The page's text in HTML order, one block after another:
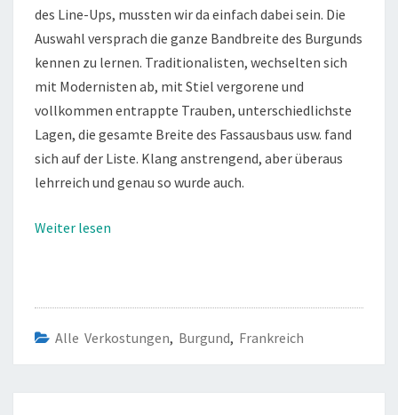
des Line-Ups, mussten wir da einfach dabei sein. Die
Auswahl versprach die ganze Bandbreite des Burgunds
kennen zu lernen. Traditionalisten, wechselten sich
mit Modernisten ab, mit Stiel vergorene und
vollkommen entrappte Trauben, unterschiedlichste
Lagen, die gesamte Breite des Fassausbaus usw. fand
sich auf der Liste. Klang anstrengend, aber überaus
lehrreich und genau so wurde auch.
Weiter lesen
Alle Verkostungen, Burgund, Frankreich